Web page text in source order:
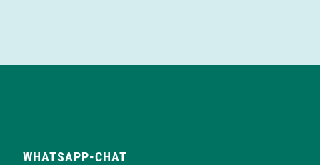
WHATSAPP-CHAT